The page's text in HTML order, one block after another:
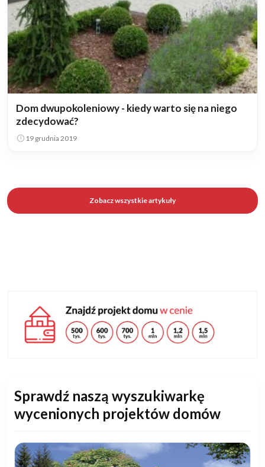
Dom dwupokoleniowy - kiedy warto się na niego
zdecydować?
19 grudnia 2019
Zobacz wszystkie artykuły
Sprawdź naszą wyszukiwarkę
wycenionych projektów domów